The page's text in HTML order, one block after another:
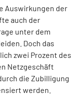
Auswirkungen der
auch der
unter dem
Doch das
zwei Prozent des
Netzgeschäft
die Zubilligung
werden.